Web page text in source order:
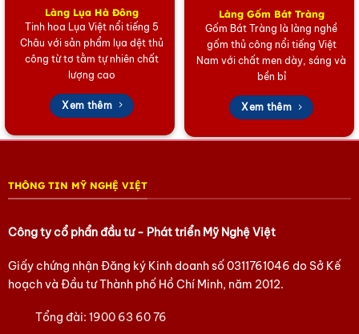
với bề mặt vân độc đáo, tạo điểm nhấn cá tính cho những bộ
vest sang trọng.
Ứng dụng hoàn hảo trong cuộc sống
Nhờ thiết kế tinh tế và màu sắc đa dạng, các sản phẩm
này phù hợp cho nhiều dịp:
Món quà tặng ý nghĩa dành cho sếp, đối tác nước ngoài
Phụ kiện khẳng định phong thái tự tin và gu thẩm mỹ đỉnh
cao.
Mua cà vạt lụa Hà Đông chất lượng ở đâu?
Chúng tôi tự hào cung cấp những dòng
Làng Lụa Hà Đông
Tinh hoa Lụa Việt nổi tiếng 5
Châu với sản phẩm lụa dệt thủ
công từ tơ tằm tự nhiên chất
lượng cao
Xem thêm
Làng Gốm Bát Tràng
Gốm Bát Tràng là làng nghề
gốm thủ công nổi tiếng Việt
Nam với chất men dày, sáng và
bền bỉ
Xem thêm
THÔNG TIN MỸ NGHỆ VIỆT
Công ty cổ phẩn đầu tư - Phát triển Mỹ Nghệ Việt
Giấy chứng nhận Đăng ký Kinh doanh số0311761046 do Sở Kế
hoạch và Đầu tư Thành phố Hồ Chí Minh, năm 2012.
Tổng đài:1900 63 60 76